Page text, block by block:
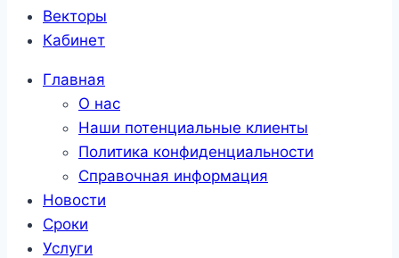
Векторы
Кабинет
Главная
О нас
Наши потенциальные клиенты
Политика конфиденциальности
Справочная информация
Новости
Сроки
Услуги